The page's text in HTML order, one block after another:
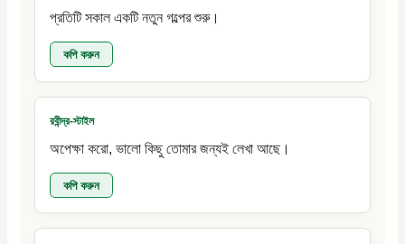
প্রতিটি সকাল একটি নতুন গল্পের শুরু।
কপি করুন
রবীন্দ্র-স্টাইল
অপেক্ষা করো, ভালো কিছু তোমার জন্যই লেখা আছে।
কপি করুন